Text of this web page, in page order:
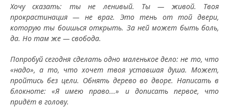
Хочу сказать: ты не ленивый. Ты — живой. Твоя
прокрастинация — не враг. Это тень от той двери,
которую ты боишься открыть. За ней может быть боль,
да. Но там же — свобода.
Попробуй сегодня сделать одно маленькое дело: не то, что
«надо», а то, что хочет твоя уставшая душа. Может,
пройтись без цели. Обнять дерево во дворе. Написать в
блокноте: «Я имею право...» и дописать первое, что
придёт в голову.